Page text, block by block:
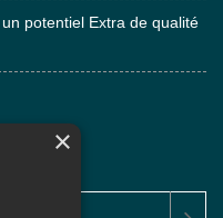
potentiel Extra de qualité
suivre.
×